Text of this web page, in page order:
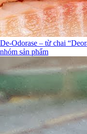
De-Odorase – từ chai
nhóm sản phẩm